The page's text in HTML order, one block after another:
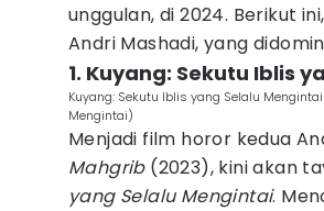
unggulan, di 2024. Berikut
Andri Mashadi, yang
1. Kuyang: Sekutu Iblis
Kuyang: Sekutu Iblis yang Selalu
Mengintai)
Menjadi film horor kedua
Mahgrib(2023), kini akan
yang Selalu Mengintai.